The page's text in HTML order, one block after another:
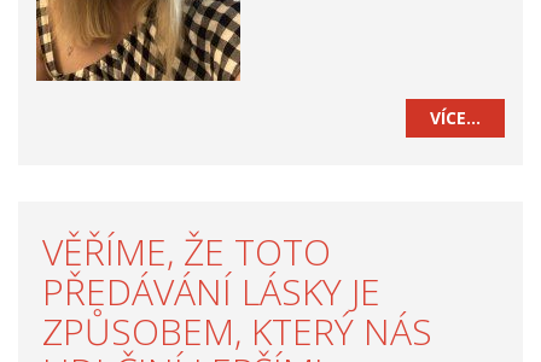
VÍCE…
VĚŘÍME, ŽE TOTO
PŘEDÁVÁNÍ LÁSKY JE
ZPŮSOBEM, KTERÝ NÁS